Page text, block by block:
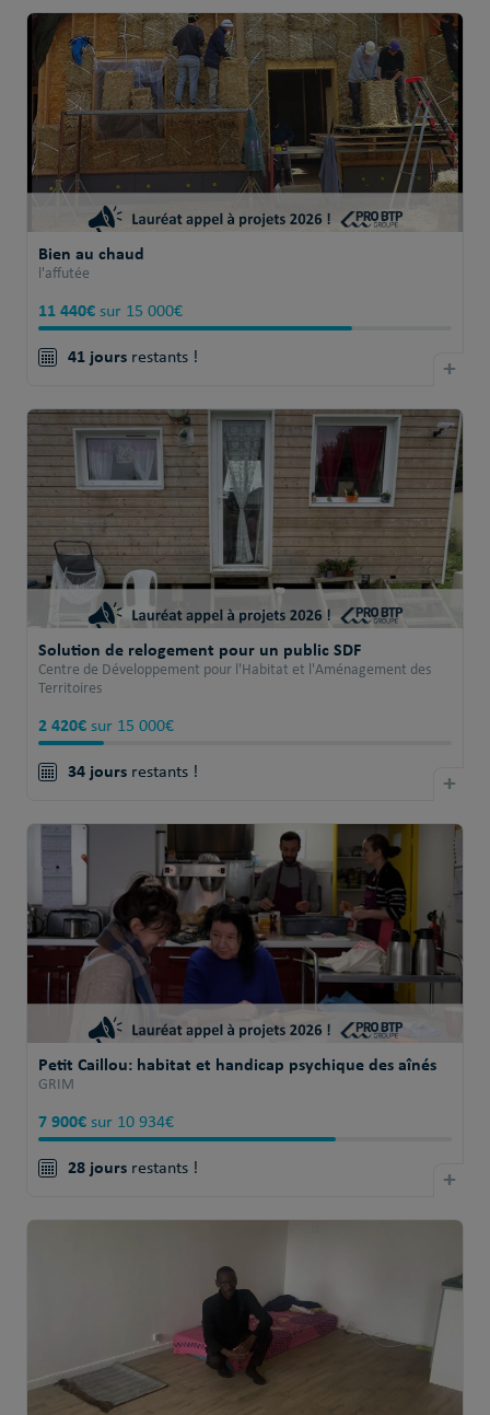
Bien au chaud
l'affutée
11 440€sur 15 000€
41 joursrestants ! +
Solution de relogement pour un public SDF
Centre de Développement pour l'Habitat et l'Aménagement des
Territoires
2 420€sur 15 000€
34 joursrestants ! +
Petit Caillou: habitat et handicap psychique des aînés
GRIM
7 900€sur 10 934€
28 joursrestants ! +